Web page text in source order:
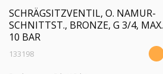
SCHRÄGSITZVENTIL, O. NAMUR-
SCHNITTST., BRONZE, G 3/4, MAX.
10 BAR
133198